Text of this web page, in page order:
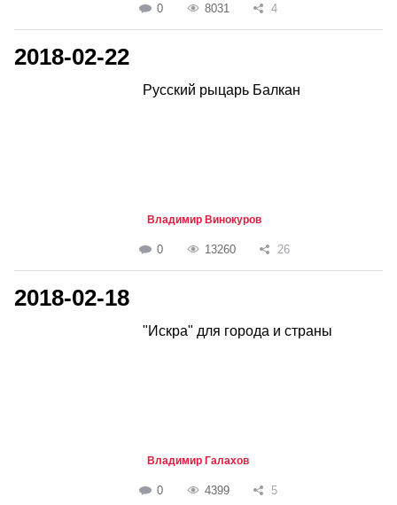
0 8031 4
2018-02-22
Русский рыцарь Балкан
Владимир Винокуров
0 13260 26
2018-02-18
"Искра" для города и страны
Владимир Галахов
0 4399 5